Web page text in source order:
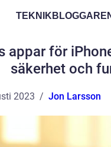
appar för
säkerhet och
2023 Jon Larsson